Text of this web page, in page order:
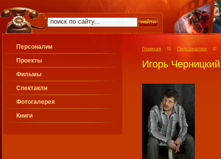
Персоналии
Проекты
Фильмы
Спектакли
Фотогалерея
Книги
Главная Персоналии
Игорь Черницкий